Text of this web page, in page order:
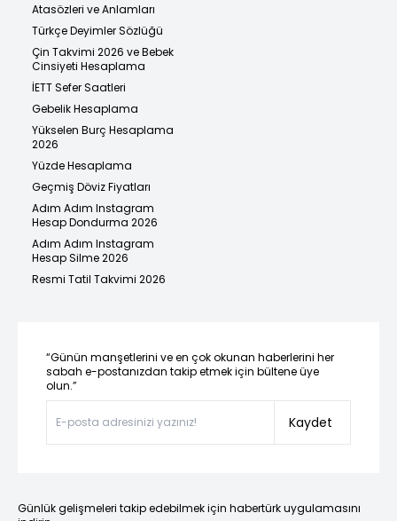
Atasözleri ve Anlamları
Türkçe Deyimler Sözlüğü
Çin Takvimi 2026 ve Bebek
Cinsiyeti Hesaplama
İETT Sefer Saatleri
Gebelik Hesaplama
Yükselen Burç Hesaplama
2026
Yüzde Hesaplama
Geçmiş Döviz Fiyatları
Adım Adım Instagram
Hesap Dondurma 2026
Adım Adım Instagram
Hesap Silme 2026
Resmi Tatil Takvimi 2026
“Günün manşetlerini ve en çok okunan haberlerini her
sabah e-postanızdan takip etmek için bültene üye
olun.”
Kaydet
Günlük gelişmeleri takip edebilmek için habertürk uygulamasını